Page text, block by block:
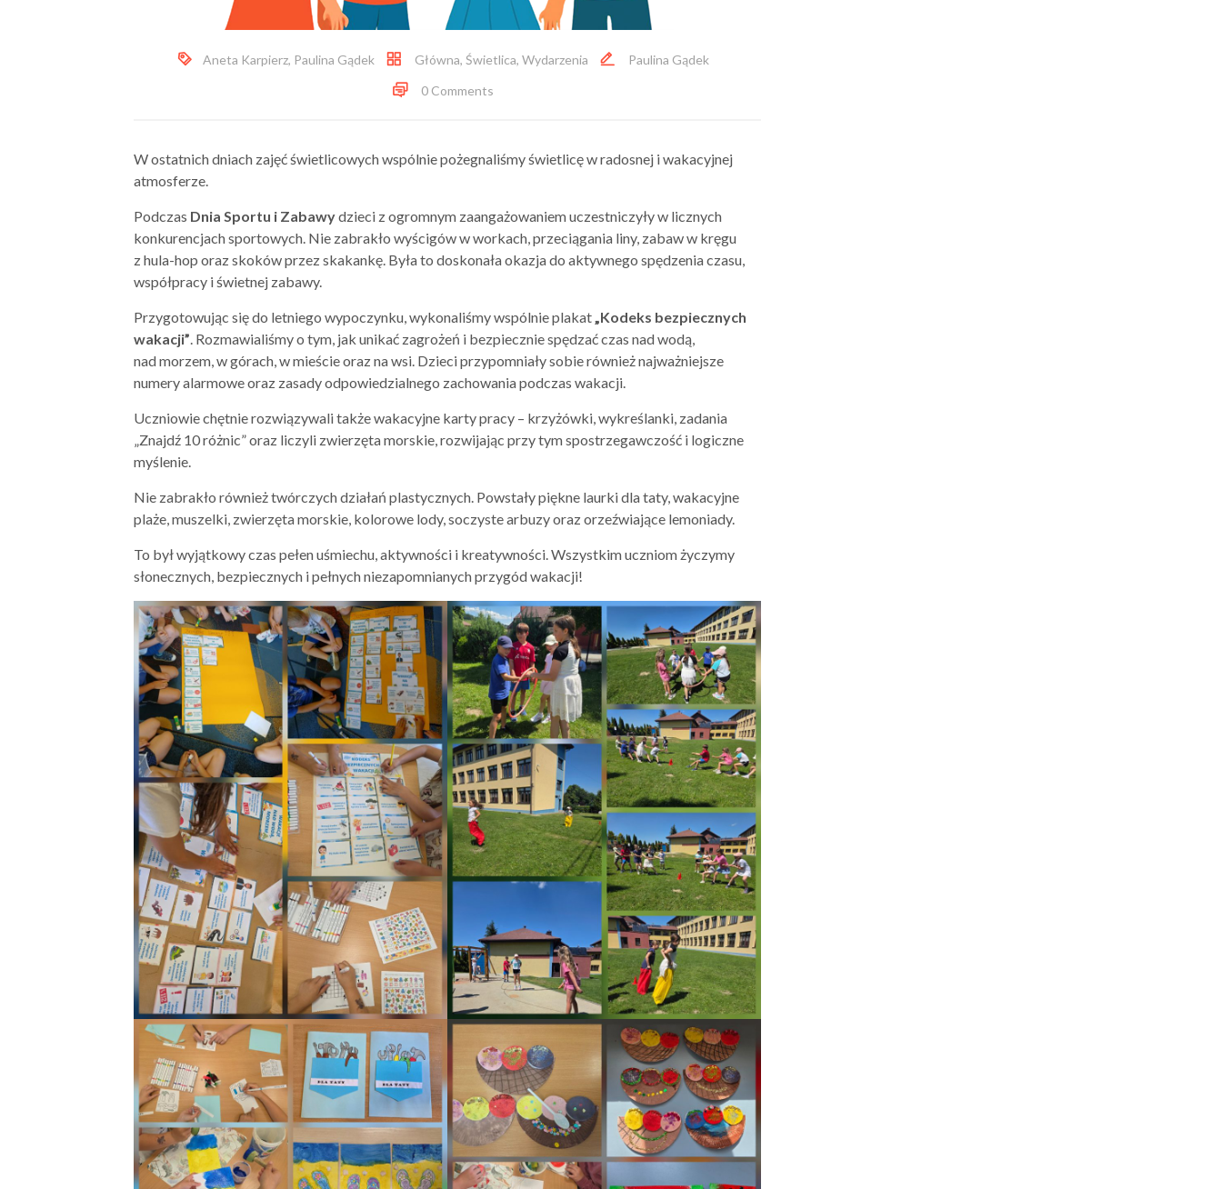
Aneta Karpierz, Paulina Gądek Główna, Świetlica, Wydarzenia
Paulina Gądek
0 Comments
W ostatnich dniach zajęć świetlicowych wspólnie pożegnaliśmy świetlicę w radosnej i wakacyjnej
atmosferze.
Podczas Dnia Sportu i Zabawydzieci z ogromnym zaangażowaniem uczestniczyły w licznych
konkurencjach sportowych. Nie zabrakło wyścigów w workach, przeciągania liny, zabaw w kręgu
z hula-hop oraz skoków przez skakankę. Była to doskonała okazja do aktywnego spędzenia czasu,
współpracy i świetnej zabawy.
Przygotowując się do letniego wypoczynku, wykonaliśmy wspólnie plakat„Kodeks bezpiecznych
wakacji”. Rozmawialiśmy o tym, jak unikać zagrożeń i bezpiecznie spędzać czas nad wodą,
nad morzem, w górach, w mieście oraz na wsi. Dzieci przypomniały sobie również najważniejsze
numery alarmowe oraz zasady odpowiedzialnego zachowania podczas wakacji.
Uczniowie chętnie rozwiązywali także wakacyjne karty pracy – krzyżówki, wykreślanki, zadania
„Znajdź 10 różnic” oraz liczyli zwierzęta morskie, rozwijając przy tym spostrzegawczość i logiczne
myślenie.
Nie zabrakło również twórczych działań plastycznych. Powstały piękne laurki dla taty, wakacyjne
plaże, muszelki, zwierzęta morskie, kolorowe lody, soczyste arbuzy oraz orzeźwiające lemoniady.
To był wyjątkowy czas pełen uśmiechu, aktywności i kreatywności. Wszystkim uczniom życzymy
słonecznych, bezpiecznych i pełnych niezapomnianych przygód wakacji!